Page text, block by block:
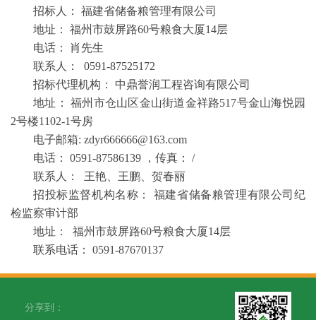
招标人： 福建省储备粮管理有限公司
地址： 福州市鼓屏路60号粮食大厦14层
电话： 肖先生
联系人： 0591-87525172
招标代理机构： 中鼎誉润工程咨询有限公司
地址： 福州市仓山区金山街道金祥路517号金山海悦园
2号楼1102-1号房
电子邮箱: zdyr666666@163.com
电话： 0591-87586139 ，传真： /
联系人： 王艳、王鹏、贺春丽
招投标监督机构名称： 福建省储备粮管理有限公司纪
检监察审计部
地址： 福州市鼓屏路60号粮食大厦14层
联系电话： 0591-87670137
分享到：